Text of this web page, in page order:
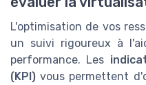
L'optimisation de vos
un suivi rigoureux à
performance. Les
(KPI) vous permettent